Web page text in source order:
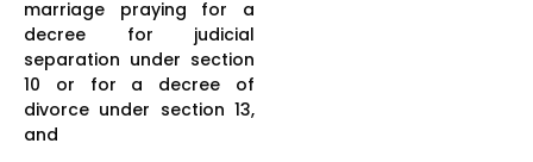
marriage praying for a
decree for judicial
separation under section
10 or for a decree of
divorce under section 13,
and